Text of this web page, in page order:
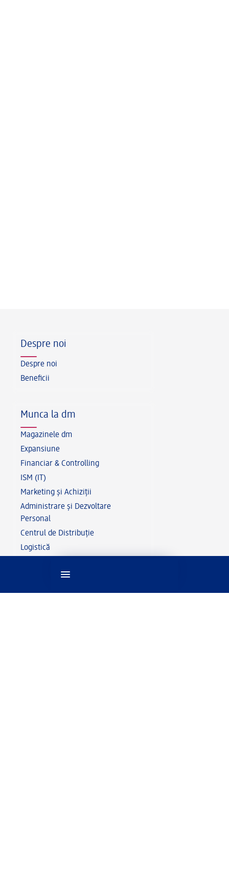
Despre noi
Despre noi
Beneficii
Munca la dm
Magazinele dm
Expansiune
Financiar & Controlling
ISM (IT)
Marketing și Achiziții
Administrare și Dezvoltare
Personal
Centrul de Distribuție
Logistică